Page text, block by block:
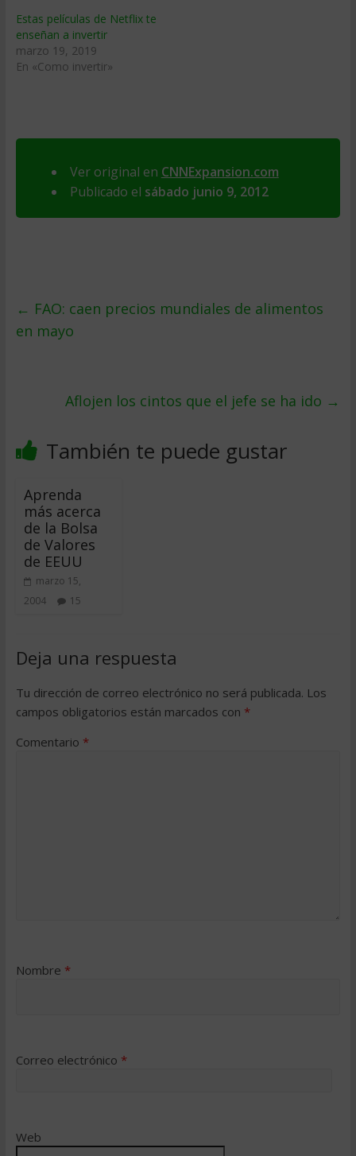
Estas películas de Netflix te
enseñan a invertir
marzo 19, 2019
En «Como invertir»
Ver original en CNNExpansion.com
Publicado el sábado junio 9, 2012
← FAO: caen precios mundiales de alimentos
en mayo
Aflojen los cintos que el jefe se ha ido →
También te puede gustar
Aprenda
más acerca
de la Bolsa
de Valores
de EEUU
marzo 15,
2004
15
Deja una respuesta
Tu dirección de correo electrónico no será publicada. Los
campos obligatorios están marcados con *
Comentario *
Nombre *
Correo electrónico *
Web